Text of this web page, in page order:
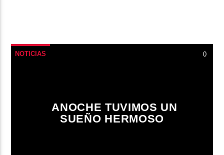
NOTICIAS 0
ANOCHE TUVIMOS UN
SUEÑO HERMOSO